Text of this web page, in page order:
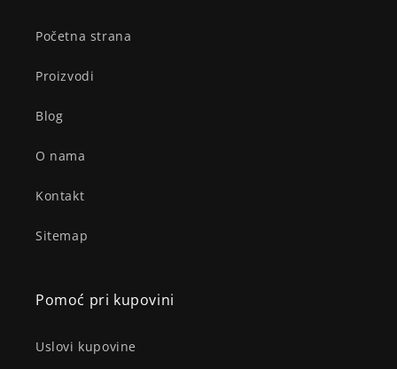
Početna strana
Proizvodi
Blog
O nama
Kontakt
Sitemap
Pomoć pri kupovini
Uslovi kupovine